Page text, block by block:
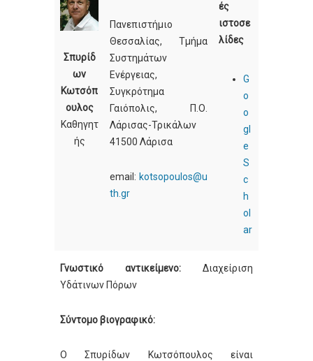
Σπυρίδ
ων
Κωτσόπ
ουλος
Καθηγητ
ής
Πανεπιστήμιο
Θεσσαλίας, Τμήμα
Συστημάτων
Ενέργειας,
Συγκρότημα
Γαιόπολις, Π.Ο.
Λάρισας-Τρικάλων
41500 Λάρισα
email: kotsopoulos@u
th.gr
ές
ιστοσε
λίδες
G
o
o
gl
e
S
c
h
ol
ar
Γνωστικό αντικείμενο: Διαχείριση
Υδάτινων Πόρων
Σύντομο βιογραφικό:
Ο Σπυρίδων Κωτσόπουλος είναι